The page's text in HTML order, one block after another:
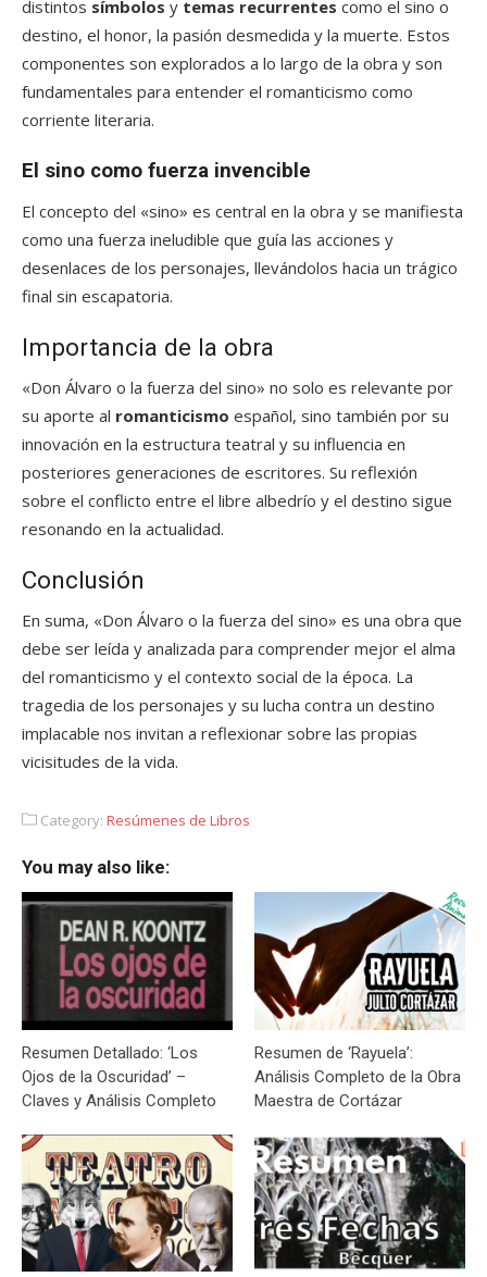
distintos símbolos y temas recurrentes como el sino o
destino, el honor, la pasión desmedida y la muerte. Estos
componentes son explorados a lo largo de la obra y son
fundamentales para entender el romanticismo como
corriente literaria.
El sino como fuerza invencible
El concepto del «sino» es central en la obra y se manifiesta
como una fuerza ineludible que guía las acciones y
desenlaces de los personajes, llevándolos hacia un trágico
final sin escapatoria.
Importancia de la obra
«Don Álvaro o la fuerza del sino» no solo es relevante por
su aporte al romanticismo español, sino también por su
innovación en la estructura teatral y su influencia en
posteriores generaciones de escritores. Su reflexión
sobre el conflicto entre el libre albedrío y el destino sigue
resonando en la actualidad.
Conclusión
En suma, «Don Álvaro o la fuerza del sino» es una obra que
debe ser leída y analizada para comprender mejor el alma
del romanticismo y el contexto social de la época. La
tragedia de los personajes y su lucha contra un destino
implacable nos invitan a reflexionar sobre las propias
vicisitudes de la vida.
Category: Resúmenes de Libros
You may also like:
Resumen Detallado: ‘Los
Ojos de la Oscuridad’ –
Claves y Análisis Completo
Resumen de ‘Rayuela’:
Análisis Completo de la Obra
Maestra de Cortázar